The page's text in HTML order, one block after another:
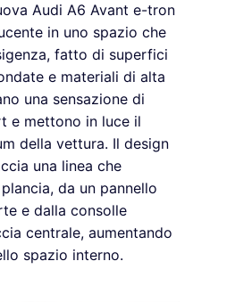
Audi A6 Avant e-tron
in uno spazio che
fatto di superfici
e materiali di alta
una sensazione di
e mettono in luce il
della vettura. Il design
una linea che
da un pannello
e dalla consolle
centrale, aumentando
spazio interno.